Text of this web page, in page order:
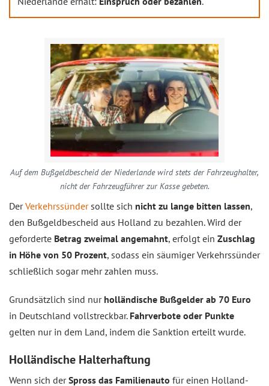
Auf dem Bußgeldbescheid der Niederlande wird stets der Fahrzeughalter,
nicht der Fahrzeugführer zur Kasse gebeten.
DerVerkehrssündersollte sich nicht zu lange bitten lassen,
den Bußgeldbescheid aus Holland zu bezahlen. Wird der
geforderte Betrag zweimal angemahnt, erfolgt ein Zuschlag
in Höhe von 50 Prozent, sodass ein säumiger Verkehrssünder
schließlich sogar mehr zahlen muss.
Grundsätzlich sind nur holländische Bußgelder ab 70 Euro
in Deutschland vollstreckbar. Fahrverbote oder Punkte
gelten nur in dem Land, indem die Sanktion erteilt wurde.
Holländische Halterhaftung
Wenn sich derSpross das Familienauto für einen Holland-